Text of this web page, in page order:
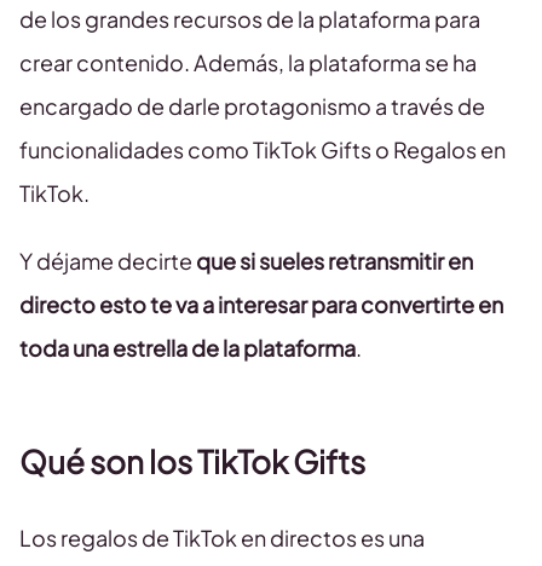
de los grandes recursos de la plataforma para
crear contenido. Además, la plataforma se ha
encargado de darle protagonismo a través de
funcionalidades como TikTok Gifts o Regalos en
TikTok.
Y déjame decirte que si sueles retransmitir en
directo esto te va a interesar para convertirte en
toda una estrella de la plataforma.
Qué son los TikTok Gifts
Los regalos de TikTok en directos es una